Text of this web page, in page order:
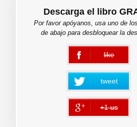
Descarga el libro
Por favor apóyanos, usa uno de
de abajo para desbloquear la
like
error
tweet
+1 us
error